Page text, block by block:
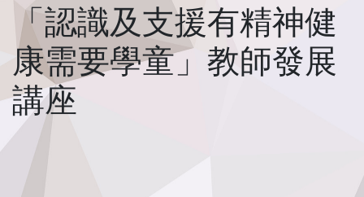
「認識及支援有精神健
康需要學童」教師發展
講座